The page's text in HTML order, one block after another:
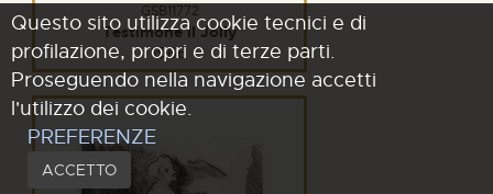
GSB11772
Testimone il Jolly
1966
Questo sito utilizza cookie tecnici e di
profilazione, propri e di terze parti.
Proseguendo nella navigazione accetti
l'utilizzo dei cookie.
PREFERENZE
ACCETTO